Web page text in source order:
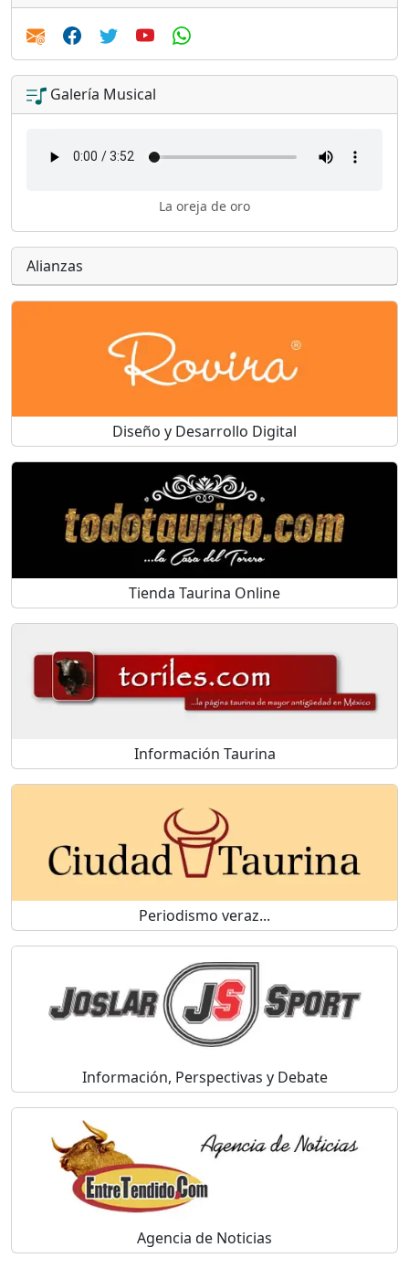
Galería Musical
La oreja de oro
Alianzas
Diseño y Desarrollo Digital
Tienda Taurina Online
Información Taurina
Periodismo veraz...
Información, Perspectivas y Debate
Agencia de Noticias